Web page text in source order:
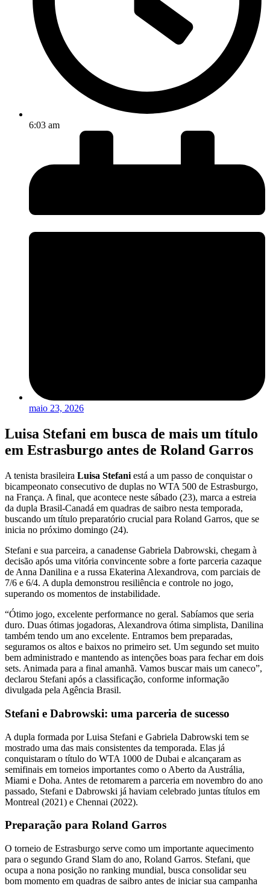
6:03 am
maio 23, 2026
Luisa Stefani em busca de mais um título
em Estrasburgo antes de Roland Garros
A tenista brasileira Luisa Stefani está a um passo de conquistar o
bicampeonato consecutivo de duplas no WTA 500 de Estrasburgo,
na França. A final, que acontece neste sábado (23), marca a estreia
da dupla Brasil-Canadá em quadras de saibro nesta temporada,
buscando um título preparatório crucial para Roland Garros, que se
inicia no próximo domingo (24).
Stefani e sua parceira, a canadense Gabriela Dabrowski, chegam à
decisão após uma vitória convincente sobre a forte parceria cazaque
de Anna Danilina e a russa Ekaterina Alexandrova, com parciais de
7/6 e 6/4. A dupla demonstrou resiliência e controle no jogo,
superando os momentos de instabilidade.
“Ótimo jogo, excelente performance no geral. Sabíamos que seria
duro. Duas ótimas jogadoras, Alexandrova ótima simplista, Danilina
também tendo um ano excelente. Entramos bem preparadas,
seguramos os altos e baixos no primeiro set. Um segundo set muito
bem administrado e mantendo as intenções boas para fechar em dois
sets. Animada para a final amanhã. Vamos buscar mais um caneco”,
declarou Stefani após a classificação, conforme informação
divulgada pela Agência Brasil.
Stefani e Dabrowski: uma parceria de sucesso
A dupla formada por Luisa Stefani e Gabriela Dabrowski tem se
mostrado uma das mais consistentes da temporada. Elas já
conquistaram o título do WTA 1000 de Dubai e alcançaram as
semifinais em torneios importantes como o Aberto da Austrália,
Miami e Doha. Antes de retomarem a parceria em novembro do ano
passado, Stefani e Dabrowski já haviam celebrado juntas títulos em
Montreal (2021) e Chennai (2022).
Preparação para Roland Garros
O torneio de Estrasburgo serve como um importante aquecimento
para o segundo Grand Slam do ano, Roland Garros. Stefani, que
ocupa a nona posição no ranking mundial, busca consolidar seu
bom momento em quadras de saibro antes de iniciar sua campanha